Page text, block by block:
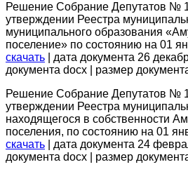
Решение Собрание Депутатов №
утверждении Реестра
муниципального образования
поселение» по состоянию на 01
скачать | дата документа 26
документа docx | размер
Решение Собрание Депутатов №
утверждении Реестра
находящегося в собственности
поселения, по состоянию на 01
скачать | дата документа 24
документа docx | размер